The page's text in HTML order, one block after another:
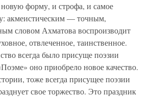
форму, и строфа, и самое
акмеистическим — точным,
словом Ахматова воспроизводит
отвлеченное, таинственное.
всегда было присуще поэзии
оно приобрело новое качество.
тоже всегда присущее поэзии
свое торжество. Это праздник